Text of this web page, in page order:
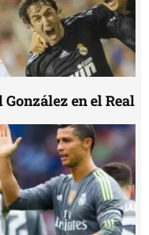
en el Real